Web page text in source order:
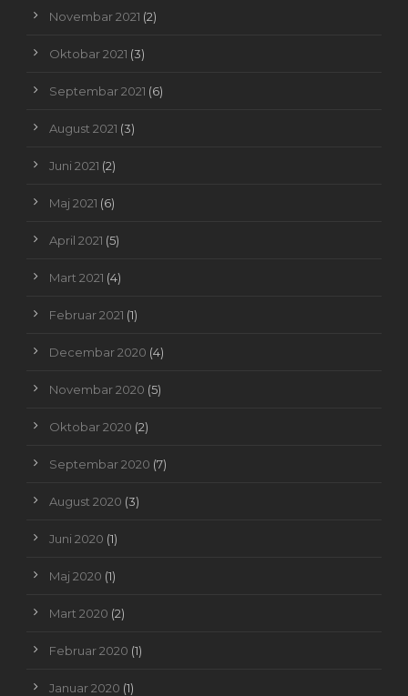
Novembar 2021 (2)
Oktobar 2021 (3)
Septembar 2021 (6)
August 2021 (3)
Juni 2021 (2)
Maj 2021 (6)
April 2021 (5)
Mart 2021 (4)
Februar 2021 (1)
Decembar 2020 (4)
Novembar 2020 (5)
Oktobar 2020 (2)
Septembar 2020 (7)
August 2020 (3)
Juni 2020 (1)
Maj 2020 (1)
Mart 2020 (2)
Februar 2020 (1)
Januar 2020 (1)